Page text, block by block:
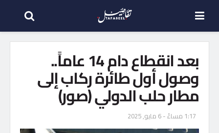
بعد انقطاع دام 14 عاماً..
وصول أول طائرة ركاب إلى
مطار حلب الدولي (صور)
1:17 مساءً - 6 مايو, 2025